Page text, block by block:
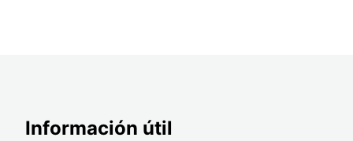
Información útil